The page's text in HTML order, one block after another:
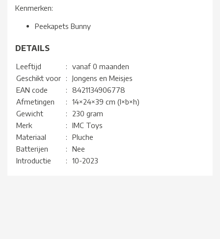
Kenmerken:
Peekapets Bunny
DETAILS
Leeftijd :
vanaf 0 maanden
Geschikt voor
:
Jongens en Meisjes
EAN code
:
8421134906778
Afmetingen
:
14×24×39 cm (l×b×h)
Gewicht
:
230 gram
Merk
:
IMC Toys
Materiaal
:
Pluche
Batterijen
:
Nee
Introductie
: 10-2023